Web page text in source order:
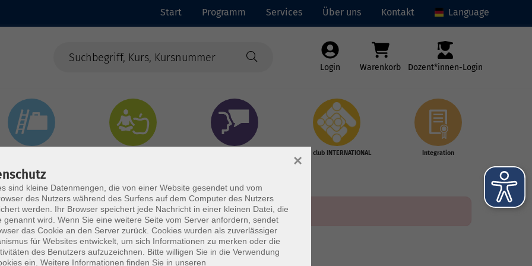
Start Programm Services Über uns Kontakt Language
Login Warenkorb Dozent*innen-Login
vhs club INTERNATIONAL Integration
sind kleine Datenmengen, die von einer Website gesendet und vom
des Nutzers während des Surfens auf dem Computer des Nutzers
werden. Ihr Browser speichert jede Nachricht in einer kleinen Datei, die
genannt wird. Wenn Sie eine weitere Seite vom Server anfordern, sendet
das Cookie an den Server zurück. Cookies wurden als zuverlässiger
für Websites entwickelt, um sich Informationen zu merken oder die
des Benutzers aufzuzeichnen. Bitte willigen Sie in die Verwendung
ein. Weitere Informationen finden Sie in unseren
×